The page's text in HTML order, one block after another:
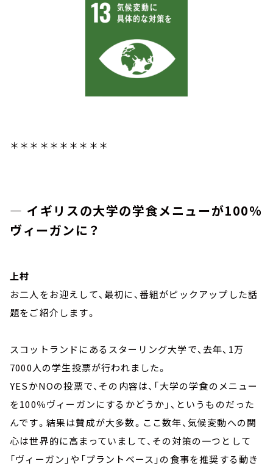
＊＊＊＊＊＊＊＊＊＊
― イギリスの大学の学食メニューが100％
ヴィーガンに？
上村
お二人をお迎えして、最初に、番組がピックアップした話
題をご紹介します。
スコットランドにあるスターリング大学で、去年、1万
7000人の学生投票が行われました。
YESかNOの投票で、その内容は、「大学の学食のメニュー
を100％ヴィーガンにするかどうか」、というものだった
んです。結果は賛成が大多数。ここ数年、気候変動への関
心は世界的に高まっていまして、その対策の一つとして
「ヴィーガン」や「プラントベース」の食事を推奨する動き